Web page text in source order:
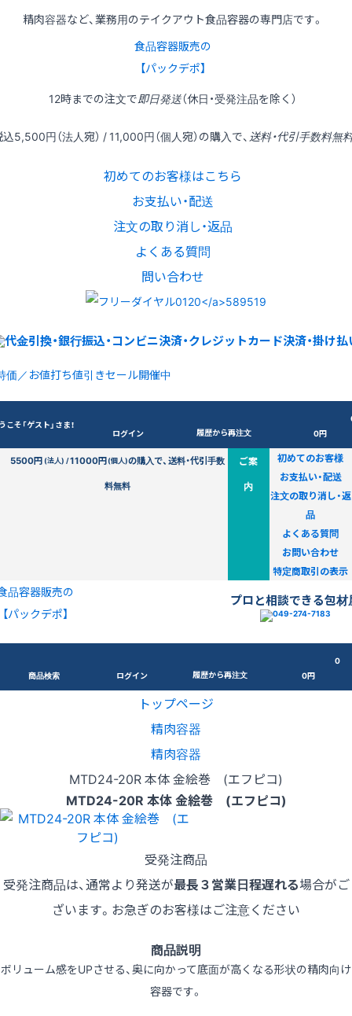
精肉容器など、業務用のテイクアウト食品容器の専門店です。
食品容器販売の
【パックデポ】
12時までの注文で即日発送（休日・受発注品を除く）
込5,500円（法人宛） / 11,000円（個人宛）の購入で、 送料・代引手数料無
初めてのお客様はこちら
お支払い・配送
注文の取り消し・返品
よくある質問
問い合わせ
価／お値打ち値引きセール開催中
こそ「ゲスト」さま！
ログイン 履歴から再注文
0円
5500円(法人) /11000円(個人)の購入で、送料・代引手数
料無料
ご案
内
初めてのお客様
お支払い・配送
注文の取り消し・返
品
よくある質問
お問い合わせ
特定商取引の表示
品容器販売の
【パックデポ】
プロと相談できる包材
商品検索 ログイン 履歴から再注文
0
0円
トップページ
精肉容器
精肉容器
MTD24-20R 本体 金絵巻 (エフピコ)
MTD24-20R 本体 金絵巻 (エフピコ)
受発注商品
受発注商品は、通常より発送が最長３営業日程遅れる場合がご
ざいます。お急ぎのお客様はご注意ください
商品説明
ボリューム感をUPさせる、奥に向かって底面が高くなる形状の精肉向け
容器です。